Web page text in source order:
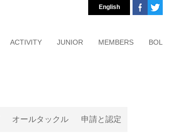
ACTIVITY JUNIOR MEMBERS BOL
English
オールタックル 申請と認定